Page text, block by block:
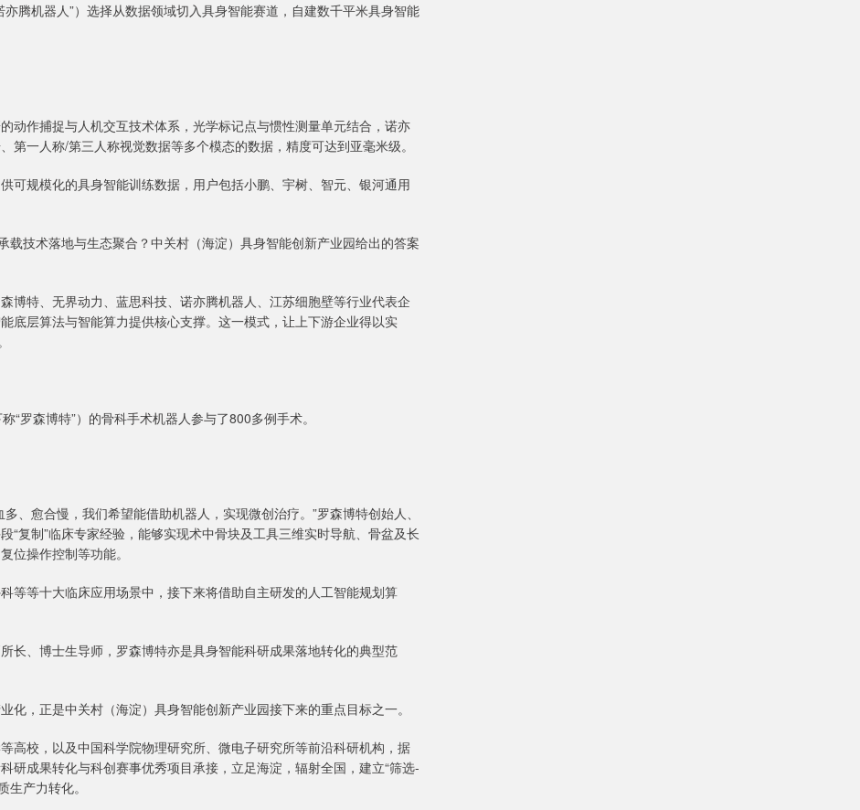
腾机器人”）选择从数据领域切入具身智能赛道，自建数千平米具身智能
动作捕捉与人机交互技术体系，光学标记点与惯性测量单元结合，诺亦
第一人称/第三人称视觉数据等多个模态的数据，精度可达到亚毫米级。
可规模化的具身智能训练数据，用户包括小鹏、宇树、智元、银河通用
载技术落地与生态聚合？中关村（海淀）具身智能创新产业园给出的答案
博特、无界动力、蓝思科技、诺亦腾机器人、江苏细胞壁等行业代表企
底层算法与智能算力提供核心支撑。这一模式，让上下游企业得以实
罗森博特”）的骨科手术机器人参与了800多例手术。
、愈合慢，我们希望能借助机器人，实现微创治疗。”罗森博特创始人、
“复制”临床专家经验，能够实现术中骨块及工具三维实时导航、骨盆及长
位操作控制等功能。
等等十大临床应用场景中，接下来将借助自主研发的人工智能规划算
长、博士生导师，罗森博特亦是具身智能科研成果落地转化的典型范
，正是中关村（海淀）具身智能创新产业园接下来的重点目标之一。
高校，以及中国科学院物理研究所、微电子研究所等前沿科研机构，据
研成果转化与科创赛事优秀项目承接，立足海淀，辐射全国，建立“筛选-
产力转化。